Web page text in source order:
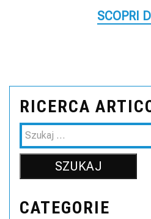
SCOPRI
RICERCA
CATEGORIE